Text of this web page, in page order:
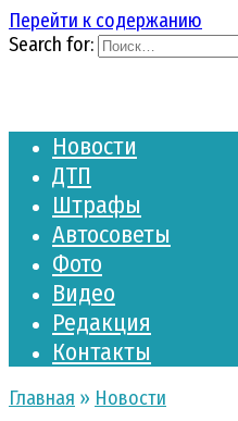
Перейти к содержанию
Search for:
Новости
ДТП
Штрафы
Автосоветы
Фото
Видео
Редакция
Контакты
Главная » Новости